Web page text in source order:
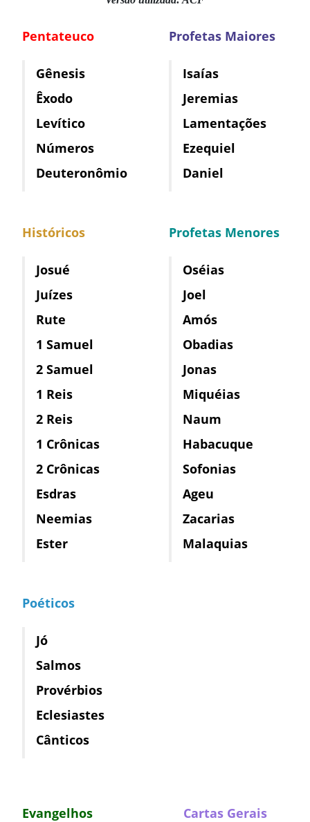
Pentateuco
Gênesis
Êxodo
Levítico
Números
Deuteronômio
Históricos
Josué
Juízes
Rute
1 Samuel
2 Samuel
1 Reis
2 Reis
1 Crônicas
2 Crônicas
Esdras
Neemias
Ester
Poéticos
Jó
Salmos
Provérbios
Eclesiastes
Cânticos
Profetas Maiores
Isaías
Jeremias
Lamentações
Ezequiel
Daniel
Profetas Menores
Oséias
Joel
Amós
Obadias
Jonas
Miquéias
Naum
Habacuque
Sofonias
Ageu
Zacarias
Malaquias
Evangelhos Cartas Gerais